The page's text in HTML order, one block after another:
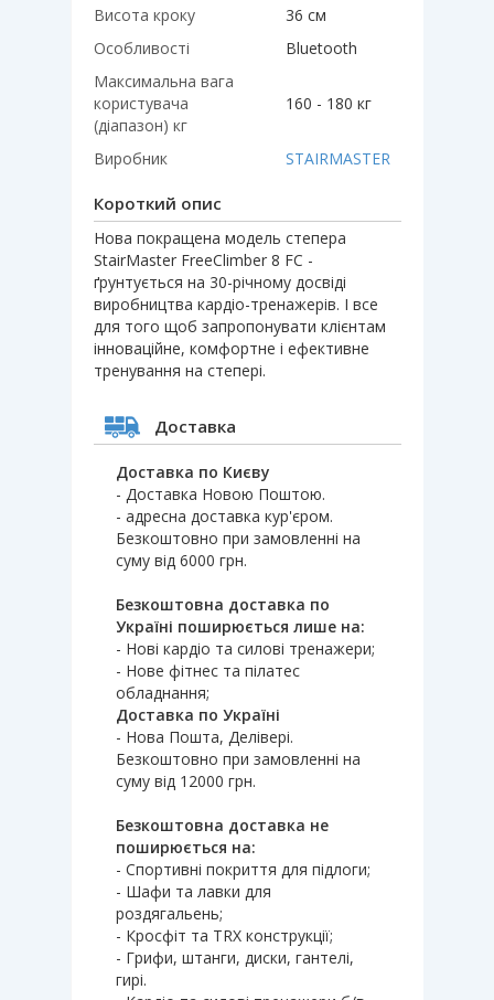
Висота кроку
36 см
Особливості
Bluetooth
Максимальна вага
користувача
(діапазон) кг
160 - 180 кг
Виробник STAIRMASTER
Короткий опис
Нова покращена модель степера
StairMaster FreeClimber 8 FC -
ґрунтується на 30-річному досвіді
виробництва кардіо-тренажерів. І все
для того щоб запропонувати клієнтам
інноваційне, комфортне і ефективне
тренування на степері.
Доставка
Доставка по Києву
- Доставка Новою Поштою.
- адресна доставка кур'єром.
Безкоштовно при замовленні на
суму від 6000 грн.
Безкоштовна доставка по
Україні поширюється лише на:
- Нові кардіо та силові тренажери;
- Нове фітнес та пілатес
обладнання;
Доставка по Україні
- Нова Пошта, Делівері.
Безкоштовно при замовленні на
суму від 12000 грн.
Безкоштовна доставка не
поширюється на:
- Спортивні покриття для підлоги;
- Шафи та лавки для
роздягальень;
- Кросфіт та TRX конструкції;
- Грифи, штанги, диски, гантелі,
гирі.